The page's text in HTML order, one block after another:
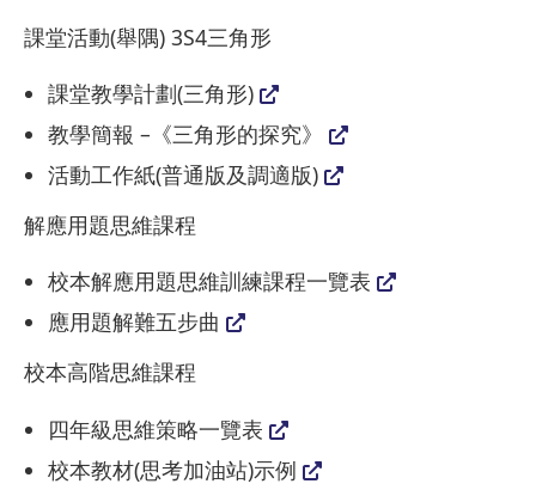
課堂活動(舉隅) 3S4三角形
課堂教學計劃(三角形)
教學簡報 –《三角形的探究》
活動工作紙(普通版及調適版)
解應用題思維課程
校本解應用題思維訓練課程一覽表
應用題解難五步曲
校本高階思維課程
四年級思維策略一覽表
校本教材(思考加油站)示例